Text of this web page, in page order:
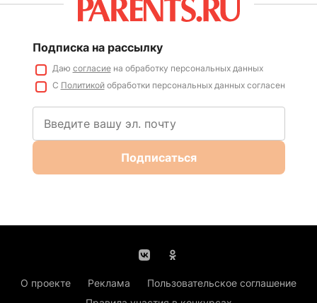
Подписка на рассылку
Даю согласиена обработку персональных данных
С Политикойобработки персональных данных согласен
Подписаться
О проекте Реклама
Пользовательское соглашение